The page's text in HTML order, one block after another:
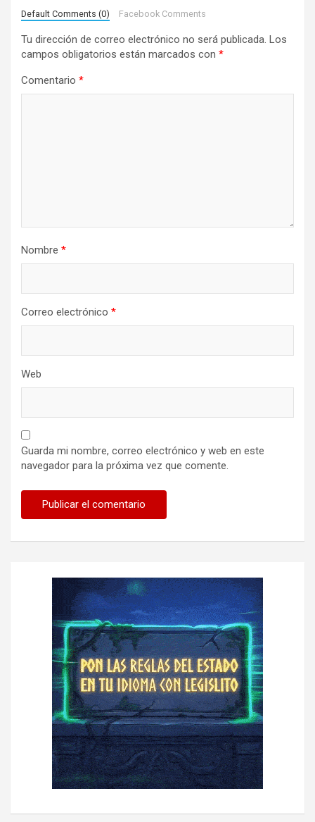
Default Comments (0) Facebook Comments
Tu dirección de correo electrónico no será publicada. Los
campos obligatorios están marcados con *
Comentario *
Nombre *
Correo electrónico *
Web
Guarda mi nombre, correo electrónico y web en este
navegador para la próxima vez que comente.